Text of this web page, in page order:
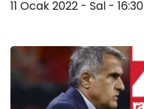
11 Ocak 2022 - Sal - 16:30